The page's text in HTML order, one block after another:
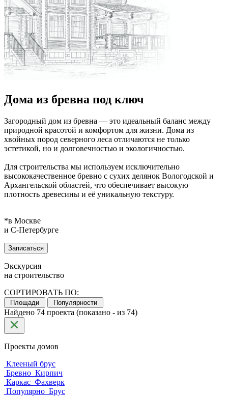
Дома из бревна под ключ
Загородный дом из бревна — это идеальный баланс между
природной красотой и комфортом для жизни. Дома из
хвойных пород северного леса отличаются не только
эстетикой, но и долговечностью и экологичностью.
Для строительства мы используем исключительно
высококачественное бревно с сухих делянок Вологодской и
Архангельской областей, что обеспечивает высокую
плотность древесины и её уникальную текстуру.
*в Москве
и С‑Петербурге
Записаться
Экскурсия
на строительство
СОРТИРОВАТЬ ПО:
Площади Популярности
Найдено 74 проекта (показано - из 74)
Проекты домов
Клееный брус
Бревно Кирпич
Каркас Фахверк
Популярно Брус